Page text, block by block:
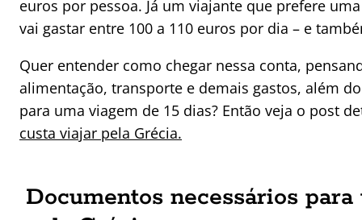
euros por pessoa. Já um viajante que prefere
vai gastar entre 100 a 110 euros por dia – e
Quer entender como chegar nessa conta,
alimentação, transporte e demais gastos, além
para uma viagem de 15 dias? Então veja o post
custa viajar pela Grécia.
Documentos necessários